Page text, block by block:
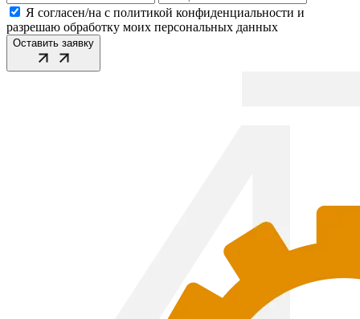
Я согласен/на с политикой конфиденциальности и
разрешаю обработку моих персональных данных
Оставить заявку